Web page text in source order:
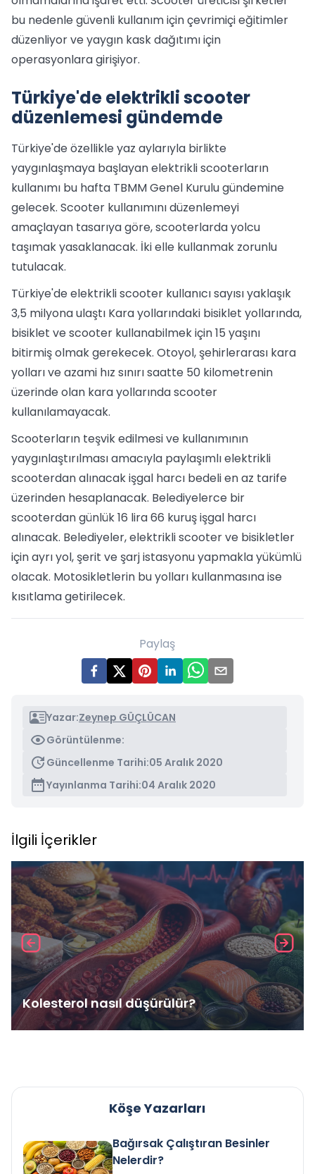
bu nedenle güvenli kullanım için çevrimiçi eğitimler
düzenliyor ve yaygın kask dağıtımı için
operasyonlara girişiyor.
Türkiye'de elektrikli scooter
düzenlemesi gündemde
Türkiye'de özellikle yaz aylarıyla birlikte
yaygınlaşmaya başlayan elektrikli scooterların
kullanımı bu hafta TBMM Genel Kurulu gündemine
gelecek. Scooter kullanımını düzenlemeyi
amaçlayan tasarıya göre, scooterlarda yolcu
taşımak yasaklanacak. İki elle kullanmak zorunlu
tutulacak.
Türkiye'de elektrikli scooter kullanıcı sayısı yaklaşık
3,5 milyona ulaştı Kara yollarındaki bisiklet yollarında,
bisiklet ve scooter kullanabilmek için 15 yaşını
bitirmiş olmak gerekecek. Otoyol, şehirlerarası kara
yolları ve azami hız sınırı saatte 50 kilometrenin
üzerinde olan kara yollarında scooter
kullanılamayacak.
Scooterların teşvik edilmesi ve kullanımının
yaygınlaştırılması amacıyla paylaşımlı elektrikli
scooterdan alınacak işgal harcı bedeli en az tarife
üzerinden hesaplanacak. Belediyelerce bir
scooterdan günlük 16 lira 66 kuruş işgal harcı
alınacak. Belediyeler, elektrikli scooter ve bisikletler
için ayrı yol, şerit ve şarj istasyonu yapmakla yükümlü
olacak. Motosikletlerin bu yolları kullanmasına ise
kısıtlama getirilecek.
Paylaş
Yazar:Zeynep GÜÇLÜCAN
Görüntülenme:
Güncellenme Tarihi:05 Aralık 2020
Yayınlanma Tarihi:04 Aralık 2020
İlgili İçerikler
Kolesterol nasıl düşürülür?
Köşe Yazarları
Bağırsak Çalıştıran Besinler
Nelerdir?